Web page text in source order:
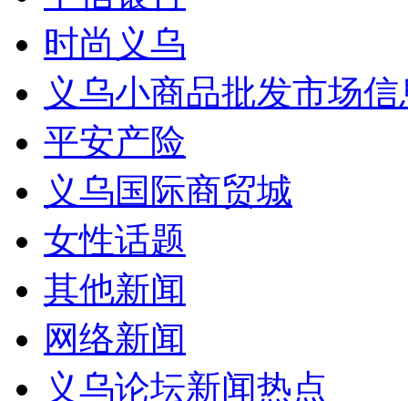
时尚义乌
义乌小商品批发市场
平安产险
义乌国际商贸城
女性话题
其他新闻
网络新闻
义乌论坛新闻热点